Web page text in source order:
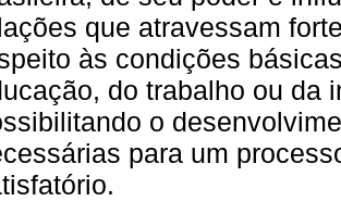
que atravessam
às condições
do trabalho ou da
o
para um